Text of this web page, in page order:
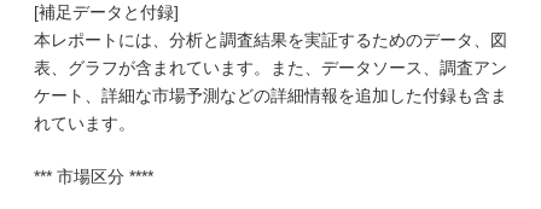
[補足データと付録]
本レポートには、分析と調査結果を実証するためのデータ、図
表、グラフが含まれています。また、データソース、調査アン
ケート、詳細な市場予測などの詳細情報を追加した付録も含ま
れています。
*** 市場区分 ****